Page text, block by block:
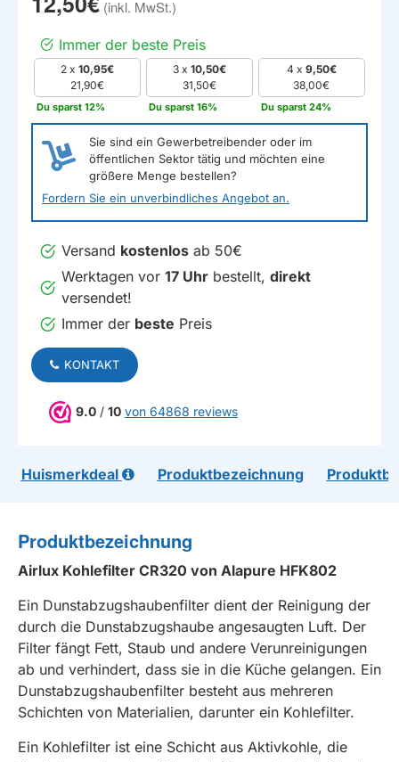
Immer der beste Preis
2 x 10,95€
21,90€
Du sparst 12%
3 x 10,50€
31,50€
Du sparst 16%
4 x 9,50€
38,00€
Du sparst 24%
Sie sind ein Gewerbetreibender oder im
öffentlichen Sektor tätig und möchten eine
größere Menge bestellen?
Fordern Sie ein unverbindliches Angebot an.
Versand kostenlos ab 50€
Werktagen vor 17 Uhr bestellt, direkt
versendet!
Immer der beste Preis
KONTAKT
9.0 / 10 von 64868 reviews
Huismerkdeal Produktbezeichnung
Produktbezeichnung
Airlux Kohlefilter CR320 von Alapure HFK802
Ein Dunstabzugshaubenfilter dient der Reinigung der
durch die Dunstabzugshaube angesaugten Luft. Der
Filter fängt Fett, Staub und andere Verunreinigungen
ab und verhindert, dass sie in die Küche gelangen. Ein
Dunstabzugshaubenfilter besteht aus mehreren
Schichten von Materialien, darunter ein Kohlefilter.
Ein Kohlefilter ist eine Schicht aus Aktivkohle, die